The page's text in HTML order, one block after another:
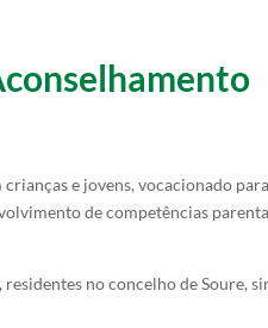
e jovens, vocacionado
de competências
no concelho de Soure,